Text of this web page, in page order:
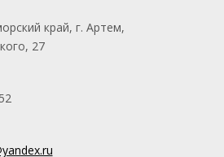
край, г. Артем,
27